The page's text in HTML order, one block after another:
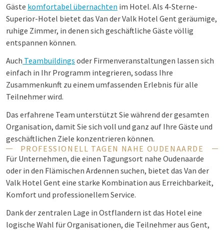
Gäste komfortabel übernachten im Hotel. Als 4-Sterne-
Superior-Hotel bietet das Van der Valk Hotel Gent geräumige,
ruhige Zimmer, in denen sich geschäftliche Gäste völlig
entspannen können.
Auch Teambuildings oder Firmenveranstaltungen lassen sich
einfach in Ihr Programm integrieren, sodass Ihre
Zusammenkunft zu einem umfassenden Erlebnis für alle
Teilnehmer wird.
Das erfahrene Team unterstützt Sie während der gesamten
Organisation, damit Sie sich voll und ganz auf Ihre Gäste und
geschäftlichen Ziele konzentrieren können.
PROFESSIONELL TAGEN NAHE OUDENAARDE
Für Unternehmen, die einen Tagungsort nahe Oudenaarde
oder in den Flämischen Ardennen suchen, bietet das Van der
Valk Hotel Gent eine starke Kombination aus Erreichbarkeit,
Komfort und professionellem Service.
Dank der zentralen Lage in Ostflandern ist das Hotel eine
logische Wahl für Organisationen, die Teilnehmer aus Gent,